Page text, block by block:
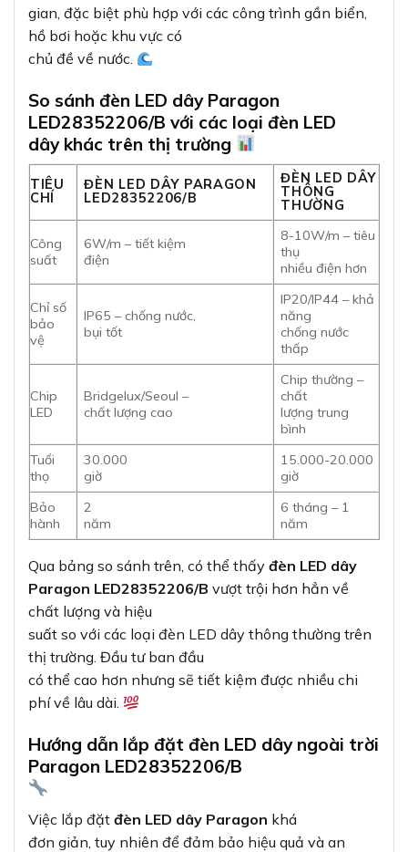
gian, đặc biệt phù hợp với các công trình gần biển,
hồ bơi hoặc khu vực có
chủ đề về nước.
So sánh đèn LED dây Paragon
LED28352206/B với các loại đèn LED
dây khác trên thị trường
TIÊU
CHÍ
ĐÈN LED DÂY PARAGON
LED28352206/B
ĐÈN LED DÂY
THÔNG
THƯỜNG
Công
suất
6W/m – tiết kiệm
điện
8-10W/m – tiêu
thụ
nhiều điện hơn
Chỉ số
bảo
vệ
IP65 – chống nước,
bụi tốt
IP20/IP44 – khả
năng
chống nước
thấp
Chip
LED
Bridgelux/Seoul –
chất lượng cao
Chip thường –
chất
lượng trung
bình
Tuổi
thọ
30.000
giờ
15.000-20.000
giờ
Bảo
hành
2
năm
6 tháng – 1
năm
Qua bảng so sánh trên, có thể thấy đèn LED dây
Paragon LED28352206/B vượt trội hơn hẳn về
chất lượng và hiệu
suất so với các loại đèn LED dây thông thường trên
thị trường. Đầu tư ban đầu
có thể cao hơn nhưng sẽ tiết kiệm được nhiều chi
phí về lâu dài.
Hướng dẫn lắp đặt đèn LED dây ngoài trời
Paragon LED28352206/B
Việc lắp đặt đèn LED dây Paragon khá
đơn giản, tuy nhiên để đảm bảo hiệu quả và an